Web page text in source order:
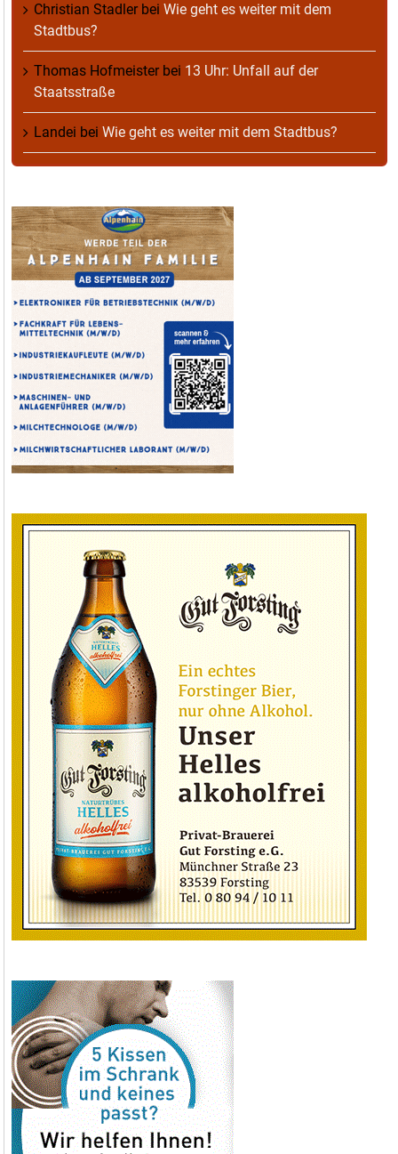
Christian Stadlerbei Wie geht es weiter mit dem
Stadtbus?
Thomas Hofmeisterbei 13 Uhr: Unfall auf der
Staatsstraße
Landei bei Wie geht es weiter mit dem Stadtbus?